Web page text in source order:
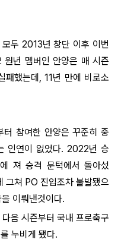
두 2013년 창단 이후 이번
원년 멤버인 안양은 매 시즌
패했는데, 11년 만에 비로소
참여한 안양은 꾸준히 중
인연이 없었다. 2022년 승
져 승격 문턱에서 돌아섰
그쳐 PO 진입조차 불발됐으
이뤄낸것이다.
음 시즌부터 국내 프로축구
누비게 됐다.